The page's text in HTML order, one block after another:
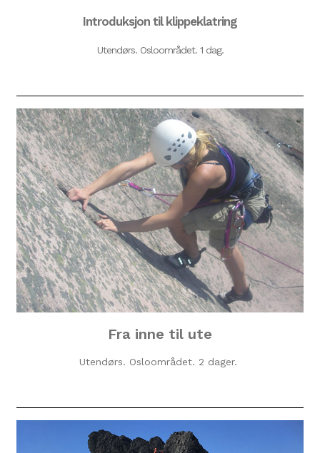
Introduksjon til klippeklatring
Utendørs. Osloområdet. 1 dag.
Fra inne til ute
Utendørs. Osloområdet. 2 dager.